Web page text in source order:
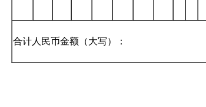
合计人民币金额（大写）：